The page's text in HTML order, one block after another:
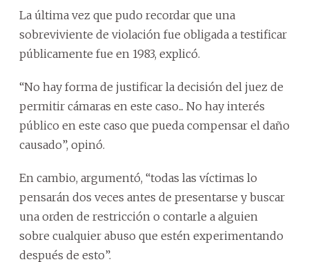
La última vez que pudo recordar que una
sobreviviente de violación fue obligada a testificar
públicamente fue en 1983, explicó.
“No hay forma de justificar la decisión del juez de
permitir cámaras en este caso... No hay interés
público en este caso que pueda compensar el daño
causado”, opinó.
En cambio, argumentó, “todas las víctimas lo
pensarán dos veces antes de presentarse y buscar
una orden de restricción o contarle a alguien
sobre cualquier abuso que estén experimentando
después de esto”.